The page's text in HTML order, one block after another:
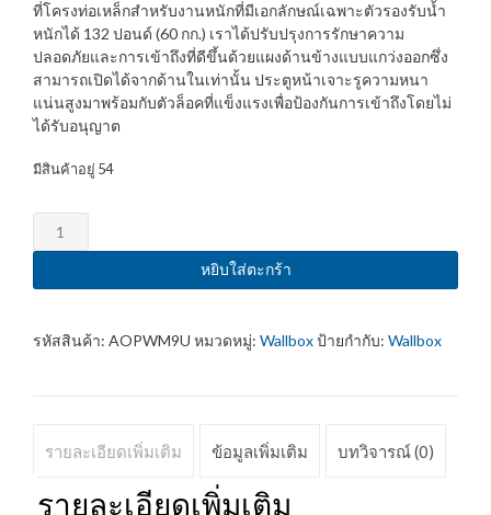
ที่โครงท่อเหล็กสำหรับงานหนักที่มีเอกลักษณ์เฉพาะตัวรองรับน้ำ
หนักได้ 132 ปอนด์ (60 กก.) เราได้ปรับปรุงการรักษาความ
ปลอดภัยและการเข้าถึงที่ดีขึ้นด้วยแผงด้านข้างแบบแกว่งออกซึ่ง
สามารถเปิดได้จากด้านในเท่านั้น ประตูหน้าเจาะรูความหนา
แน่นสูงมาพร้อมกับตัวล็อคที่แข็งแรงเพื่อป้องกันการเข้าถึงโดยไม่
ได้รับอนุญาต
มีสินค้าอยู่ 54
จำนวน
Wall
9U
x
Maximum
carry
หยิบใส่ตะกร้า
รหัสสินค้า: AOPWM9U หมวดหมู่: Wallboxป้ายกำกับ: Wallbox
รายละเอียดเพิ่มเติม ข้อมูลเพิ่มเติม บทวิจารณ์ (0)
รายละเอียดเพิ่มเติม